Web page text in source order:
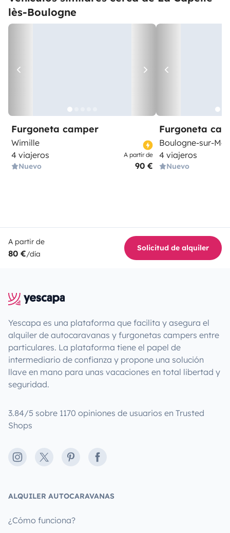
lès-Boulogne
Furgoneta camper
Wimille
4 viajeros
Nuevo
A partir de
90 €
Furgoneta
Boulogne-sur-Mer
4 viajeros
Nuevo
A partir de
80 €/día
Solicitud de alquiler
Yescapa es una plataforma que facilita y asegura el
alquiler de autocaravanas y furgonetas campers entre
particulares. La plataforma tiene el papel de
intermediario de confianza y propone una solución
llave en mano para unas vacaciones en total libertad y
seguridad.
3.84/5 sobre 1170 opiniones de usuarios en Trusted
Shops
Instagram
X PinterestFacebook
ALQUILER AUTOCARAVANAS
¿Cómo funciona?